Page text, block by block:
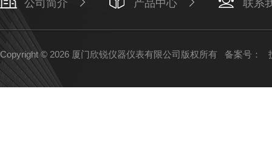
公司简介 产品中心 联系
Copyright © 2026 厦门欣锐仪器仪表有限公司版权所有 备案号：